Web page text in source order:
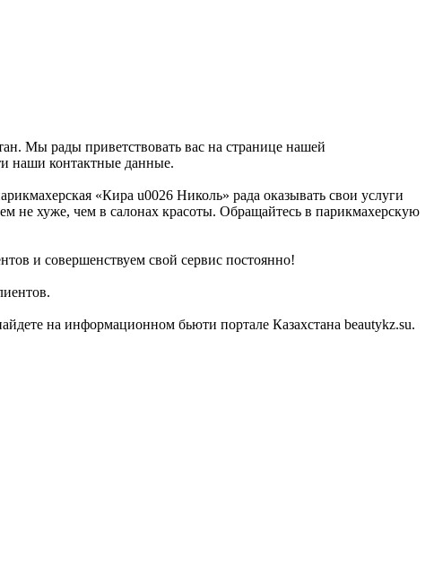
Мы рады приветствовать вас на странице нашей
наши контактные данные.
«Кира u0026 Николь» рада оказывать свои услуги
не хуже, чем в салонах красоты. Обращайтесь в парикмахерскую
и совершенствуем свой сервис постоянно!
на информационном бьюти портале Казахстана beautykz.su.